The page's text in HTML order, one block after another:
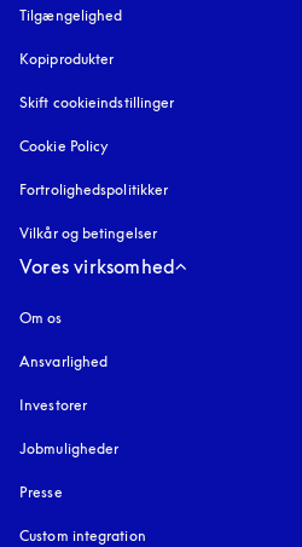
Tilgængelighed
Kopiprodukter
Skift cookieindstillinger
Cookie Policy
Fortrolighedspolitikker
Vilkår og betingelser
Vores virksomhed
Om os
Ansvarlighed
Investorer
Jobmuligheder
Presse
Custom integration